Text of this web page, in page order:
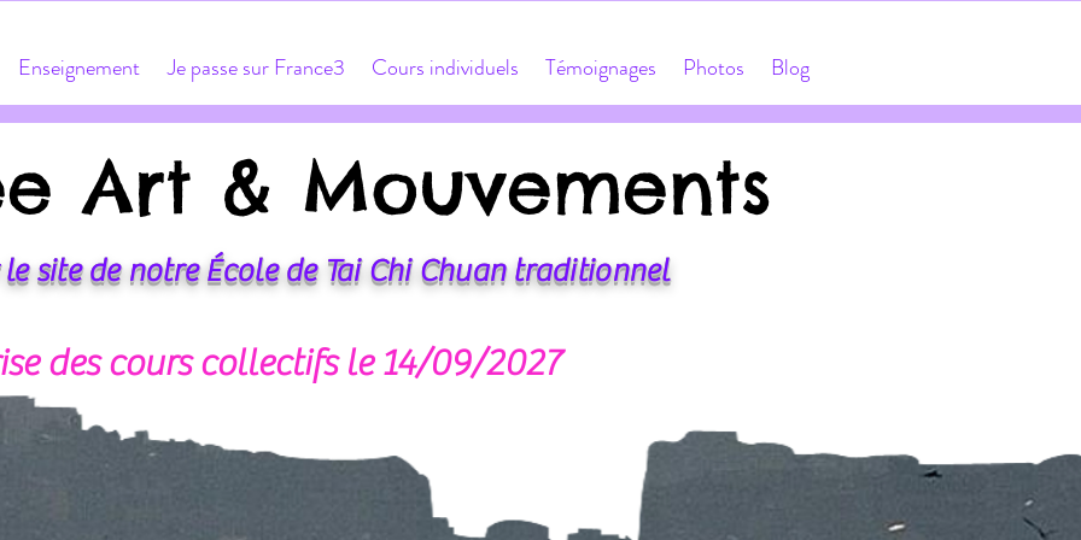
Enseignement Je passe sur France3 Cours individuels Témoignages Photos Blog
est la technique, la technique est le chemin" (Maître Dogen)
Cours individuel,
30 ans d'enseignement.
site de notre École de Tai Chi Chuan traditionnel
Art & Mouvements
Art & Mouvements
des cours collectifs le 14/09/2027